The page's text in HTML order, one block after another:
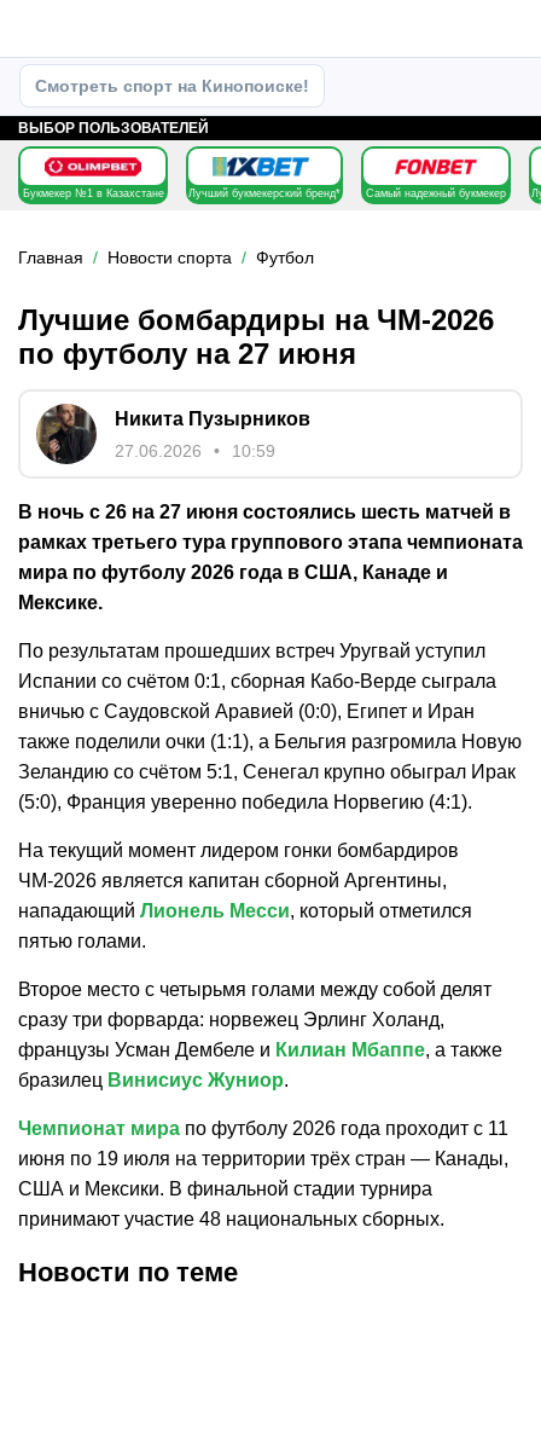
Смотреть спорт на Кинопоиске!
ВЫБОР ПОЛЬЗОВАТЕЛЕЙ
Букмекер №1 в Казахстане Лучший букмекерский бренд* Самый надежный букмекер
Главная Новости спорта Футбол
Лучшие бомбардиры на ЧМ-2026
по футболу на 27 июня
Никита Пузырников
27.06.2026 10:59
В ночь с 26 на 27 июня состоялись шесть матчей в
рамках третьего тура группового этапа чемпионата
мира по футболу 2026 года в США, Канаде и
Мексике.
По результатам прошедших встреч Уругвай уступил
Испании со счётом 0:1, сборная Кабо-Верде сыграла
вничью с Саудовской Аравией (0:0), Египет и Иран
также поделили очки (1:1), а Бельгия разгромила Новую
Зеландию со счётом 5:1, Сенегал крупно обыграл Ирак
(5:0), Франция уверенно победила Норвегию (4:1).
На текущий момент лидером гонки бомбардиров
ЧМ-2026 является капитан сборной Аргентины,
нападающий Лионель Месси, который отметился
пятью голами.
Второе место с четырьмя голами между собой делят
сразу три форварда: норвежец Эрлинг Холанд,
французы Усман Дембеле и Килиан Мбаппе, а также
бразилец Винисиус Жуниор.
Чемпионат мира по футболу 2026 года проходит с 11
июня по 19 июля на территории трёх стран — Канады,
США и Мексики. В финальной стадии турнира
принимают участие 48 национальных сборных.
Новости по теме